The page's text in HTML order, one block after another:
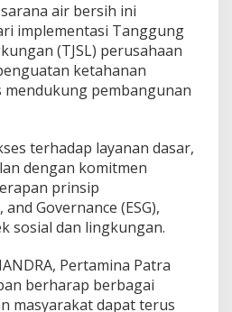
air bersih ini
implementasi Tanggung
(TJSL) perusahaan
ketahanan
mendukung pembangunan
terhadap layanan dasar,
dengan komitmen
prinsip
Governance (ESG),
sosial dan lingkungan.
Pertamina Patra
berharap berbagai
masyarakat dapat terus